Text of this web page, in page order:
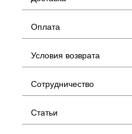
Оплата
Условия возврата
Сотрудничество
Статьи